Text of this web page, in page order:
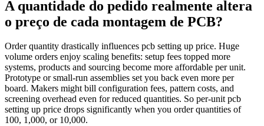
A quantidade do pedido realmente altera
o preço de cada montagem de PCB?
Order quantity drastically influences pcb setting up price. Huge
volume orders enjoy scaling benefits: setup fees topped more
systems, products and sourcing become more affordable per unit.
Prototype or small-run assemblies set you back even more per
board. Makers might bill configuration fees, pattern costs, and
screening overhead even for reduced quantities. So per-unit pcb
setting up price drops significantly when you order quantities of
100, 1,000, or 10,000.